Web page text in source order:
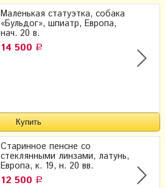
Маленькая статуэтка, собака
«Бульдог», шпиатр, Европа,
нач. 20 в.
14 500 Р
Старинное пенсне со
стеклянными линзами, латунь,
Европа, к. 19, н. 20 вв.
12 500 Р